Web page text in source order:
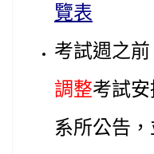
覽表
考試週之
調整考試
系所公告